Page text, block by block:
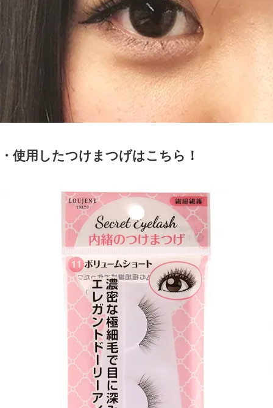
・使用したつけまつげはこちら！